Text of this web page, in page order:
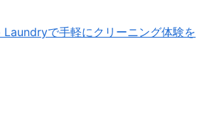
で手軽にクリーニング体験を